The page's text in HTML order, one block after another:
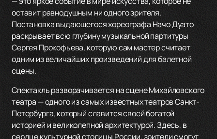
оставит равнодушным ни одного зрителя.
Постановка выдающегося хореографа Начо Дуато
раскрывает всю глубину музыкальной партитуры
Сергея Прокофьева, которую сам мастер считает
одним из величайших произведений для балетной
сцены.
Спектакль разворачивается на сцене Михайловского
театра — одного из самых известных театров Санкт-
Петербурга, который славится своей богатой
историей и великолепной архитектурой. Здесь, в
сердце культурной столицы России, зрители смогут